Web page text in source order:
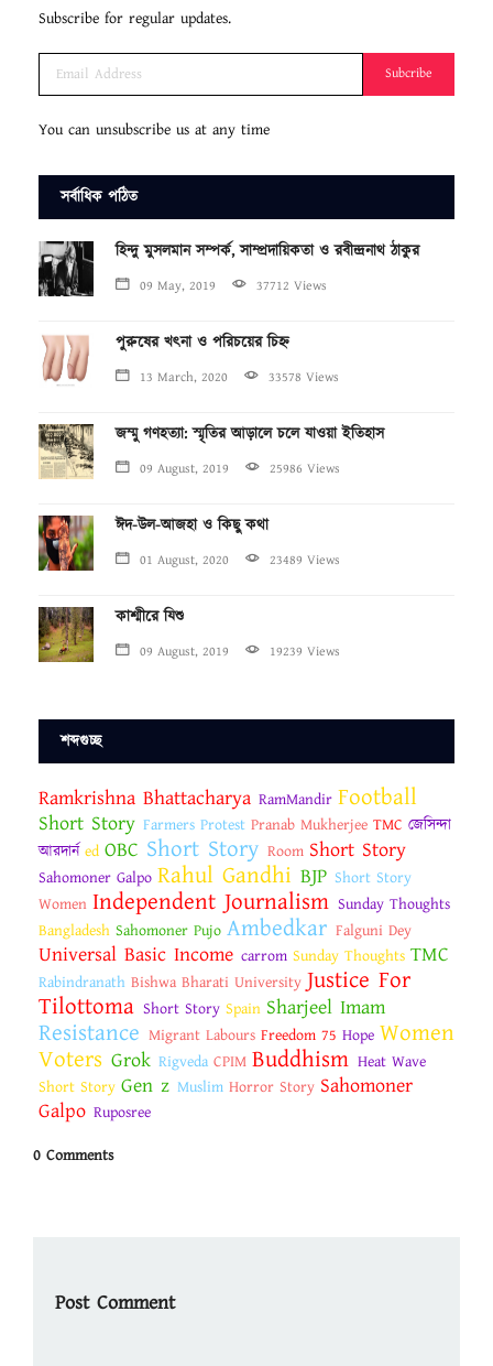
Subscribe for regular updates.
Subcribe
You can unsubscribe us at any time
সর্বাধিক পঠিত
হিন্দু মুসলমান সম্পর্ক, সাম্প্রদায়িকতা ও রবীন্দ্রনাথ ঠাকুর
09 May, 2019 37712 Views
পুরুষের খৎনা ও পরিচয়ের চিহ্ন
13 March, 2020 33578 Views
জম্মু গণহত্যা: স্মৃতির আড়ালে চলে যাওয়া ইতিহাস
09 August, 2019 25986 Views
ঈদ-উল-আজহা ও কিছু কথা
01 August, 2020 23489 Views
কাশ্মীরে যিশু
09 August, 2019 19239 Views
শব্দগুচ্ছ
Ramkrishna Bhattacharya RamMandir Football
Short Story Farmers Protest Pranab Mukherjee TMC জেসিন্দা
আরদার্ন ed OBC Short Story Room Short Story
Sahomoner Galpo Rahul Gandhi BJP Short Story
Women Independent Journalism Sunday Thoughts
Bangladesh Sahomoner Pujo Ambedkar Falguni Dey
Universal Basic Income carrom Sunday Thoughts TMC
Rabindranath Bishwa Bharati University Justice For
Tilottoma Short Story Spain Sharjeel Imam
Resistance Migrant Labours Freedom 75 Hope Women
Voters Grok Rigveda CPIM Buddhism Heat Wave
Short Story Gen z Muslim Horror Story Sahomoner
Galpo Ruposree
0 Comments
Post Comment